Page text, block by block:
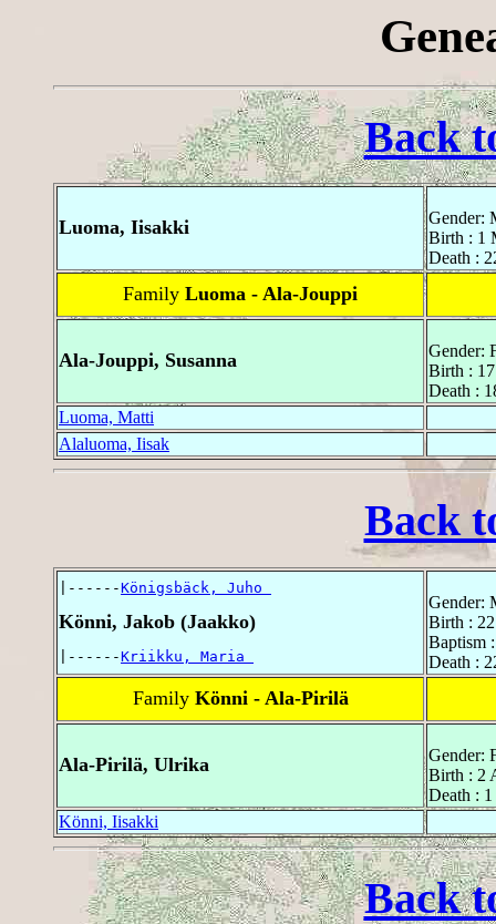
Back
Luoma, Iisakki
Gender:
Birth : 1
Death :
Family Luoma - Ala-Jouppi
Ala-Jouppi, Susanna
Gender:
Birth :
Death :
Luoma, Matti
Alaluoma, Iisak
Back
|------Königsbäck, Juho
Könni, Jakob (Jaakko)
|------Kriikku, Maria
Gender:
Birth :
Baptism
Death :
Family Könni - Ala-Pirilä
Ala-Pirilä, Ulrika
Gender:
Birth : 2
Death :
Könni, Iisakki
Back